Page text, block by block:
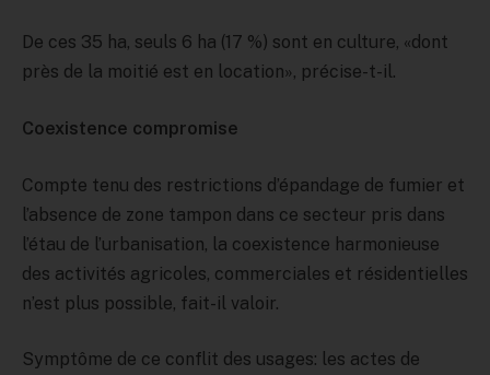
De ces 35 ha, seuls 6 ha (17 %) sont en culture, «dont
près de la moitié est en location», précise-t-il.
Coexistence compromise
Compte tenu des restrictions d’épandage de fumier et
l’absence de zone tampon dans ce secteur pris dans
l’étau de l’urbanisation, la coexistence harmonieuse
des activités agricoles, commerciales et résidentielles
n’est plus possible, fait-il valoir.
Symptôme de ce conflit des usages: les actes de